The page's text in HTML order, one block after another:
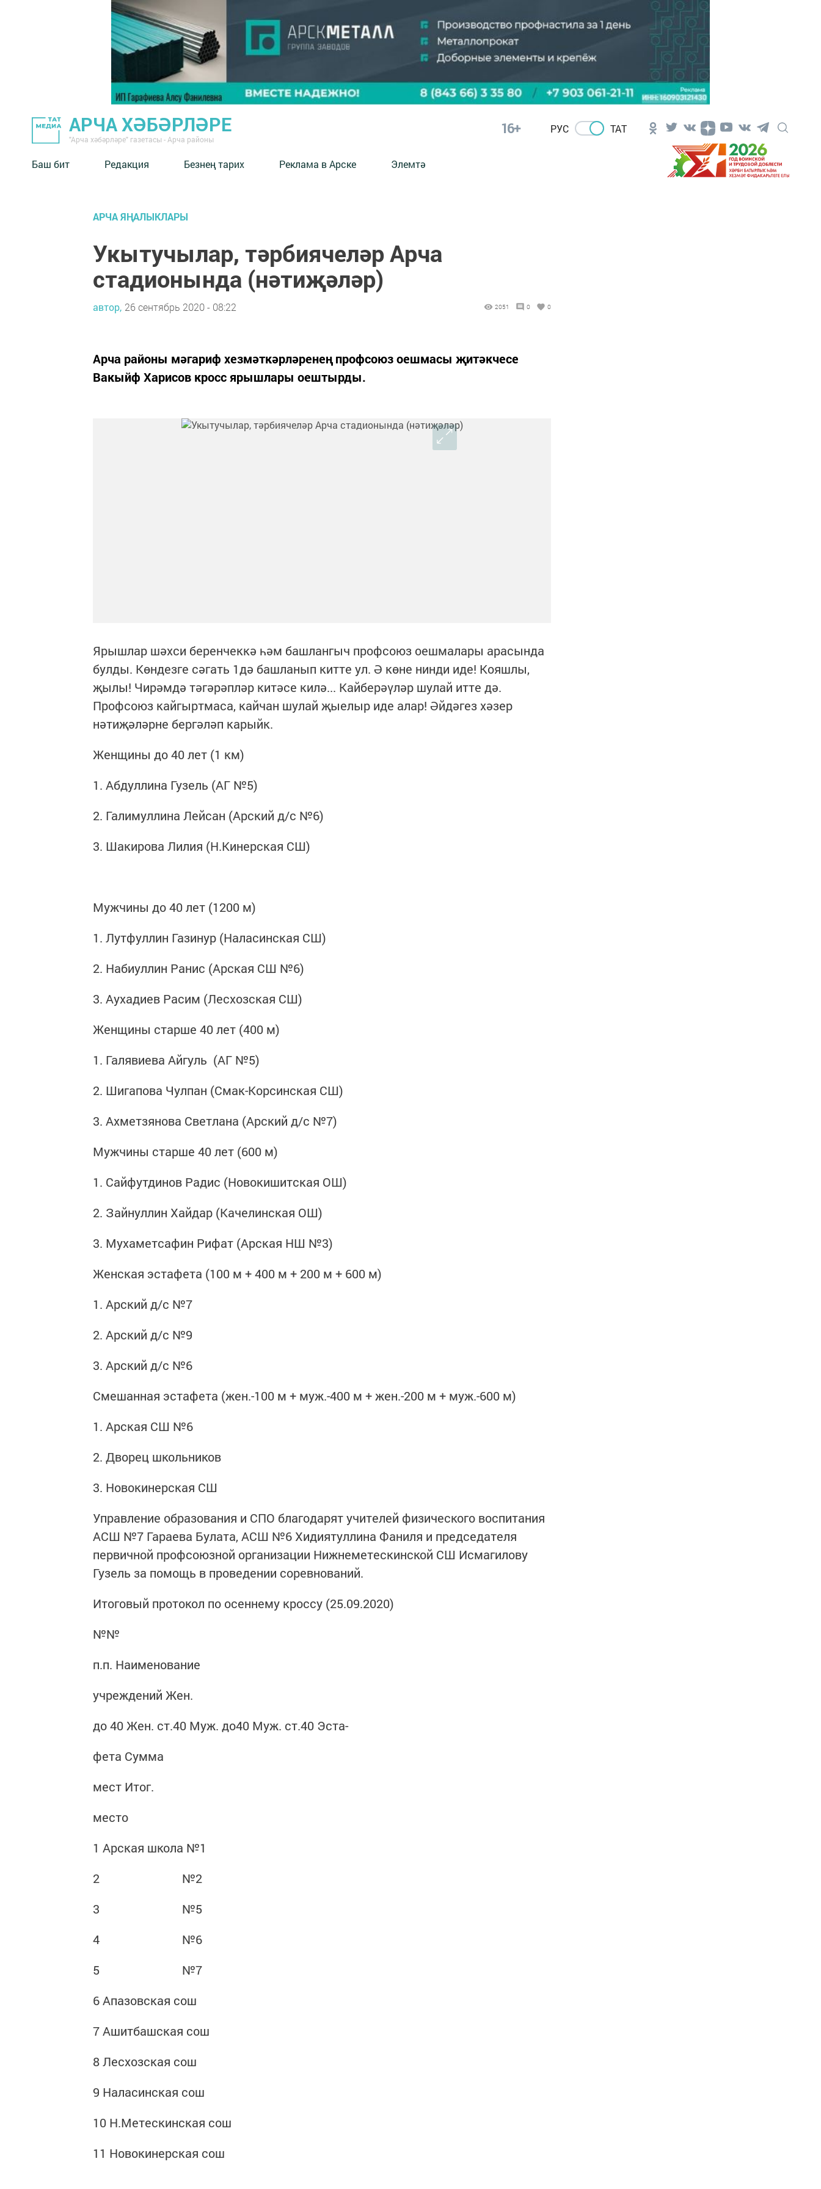
АРЧА ХӘБӘРЛӘРЕ
"Арча хәбәрләре" газетасы - Арча районы
16+ РУС ТАТ
Баш бит Редакция Безнең тарих Реклама в Арске Элемтә
АРЧА ЯҢАЛЫКЛАРЫ
Укытучылар, тәрбиячеләр Арча
стадионында (нәтиҗәләр)
автор, 26 сентябрь 2020 - 08:22 2051 0 0
Арча районы мәгариф хезмәткәрләренең профсоюз оешмасы җитәкчесе
Вакыйф Харисов кросс ярышлары оештырды.
Ярышлар шәхси беренчеккә һәм башлангыч профсоюз оешмалары арасында
булды. Көндезге сәгать 1дә башланып китте ул. Ә көне нинди иде! Кояшлы,
җылы! Чирәмдә тәгәрәпләр китәсе килә... Кайберәүләр шулай итте дә.
Профсоюз кайгыртмаса, кайчан шулай җыелыр иде алар! Әйдәгез хәзер
нәтиҗәләрне бергәләп карыйк.
Женщины до 40 лет (1 км)
1. Абдуллина Гузель (АГ №5)
2. Галимуллина Лейсан (Арский д/с №6)
3. Шакирова Лилия (Н.Кинерская СШ)
Мужчины до 40 лет (1200 м)
1. Лутфуллин Газинур (Наласинская СШ)
2. Набиуллин Ранис (Арская СШ №6)
3. Аухадиев Расим (Лесхозская СШ)
Женщины старше 40 лет (400 м)
1. Галявиева Айгуль (АГ №5)
2. Шигапова Чулпан (Смак-Корсинская СШ)
3. Ахметзянова Светлана (Арский д/с №7)
Мужчины старше 40 лет (600 м)
1. Сайфутдинов Радис (Новокишитская ОШ)
2. Зайнуллин Хайдар (Качелинская ОШ)
3. Мухаметсафин Рифат (Арская НШ №3)
Женская эстафета (100 м + 400 м + 200 м + 600 м)
1. Арский д/с №7
2. Арский д/с №9
3. Арский д/с №6
Смешанная эстафета (жен.-100 м + муж.-400 м + жен.-200 м + муж.-600 м)
1. Арская СШ №6
2. Дворец школьников
3. Новокинерская СШ
Управление образования и СПО благодарят учителей физического воспитания
АСШ №7 Гараева Булата, АСШ №6 Хидиятуллина Фаниля и председателя
первичной профсоюзной организации Нижнеметескинской СШ Исмагилову
Гузель за помощь в проведении соревнований.
Итоговый протокол по осеннему кроссу (25.09.2020)
№№
п.п. Наименование
учреждений Жен.
до 40 Жен. ст.40 Муж. до40 Муж. ст.40 Эста-
фета Сумма
мест Итог.
место
1 Арская школа №1
2 №2
3 №5
4 №6
5 №7
6 Апазовская сош
7 Ашитбашская сош
8 Лесхозская сош
9 Наласинская сош
10 Н.Метескинская сош
11 Новокинерская сош